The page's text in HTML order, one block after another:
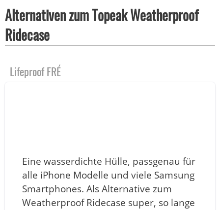
Alternativen zum Topeak Weatherproof
Ridecase
Lifeproof FRÉ
Eine wasserdichte Hülle, passgenau für
alle iPhone Modelle und viele Samsung
Smartphones. Als Alternative zum
Weatherproof Ridecase super, so lange